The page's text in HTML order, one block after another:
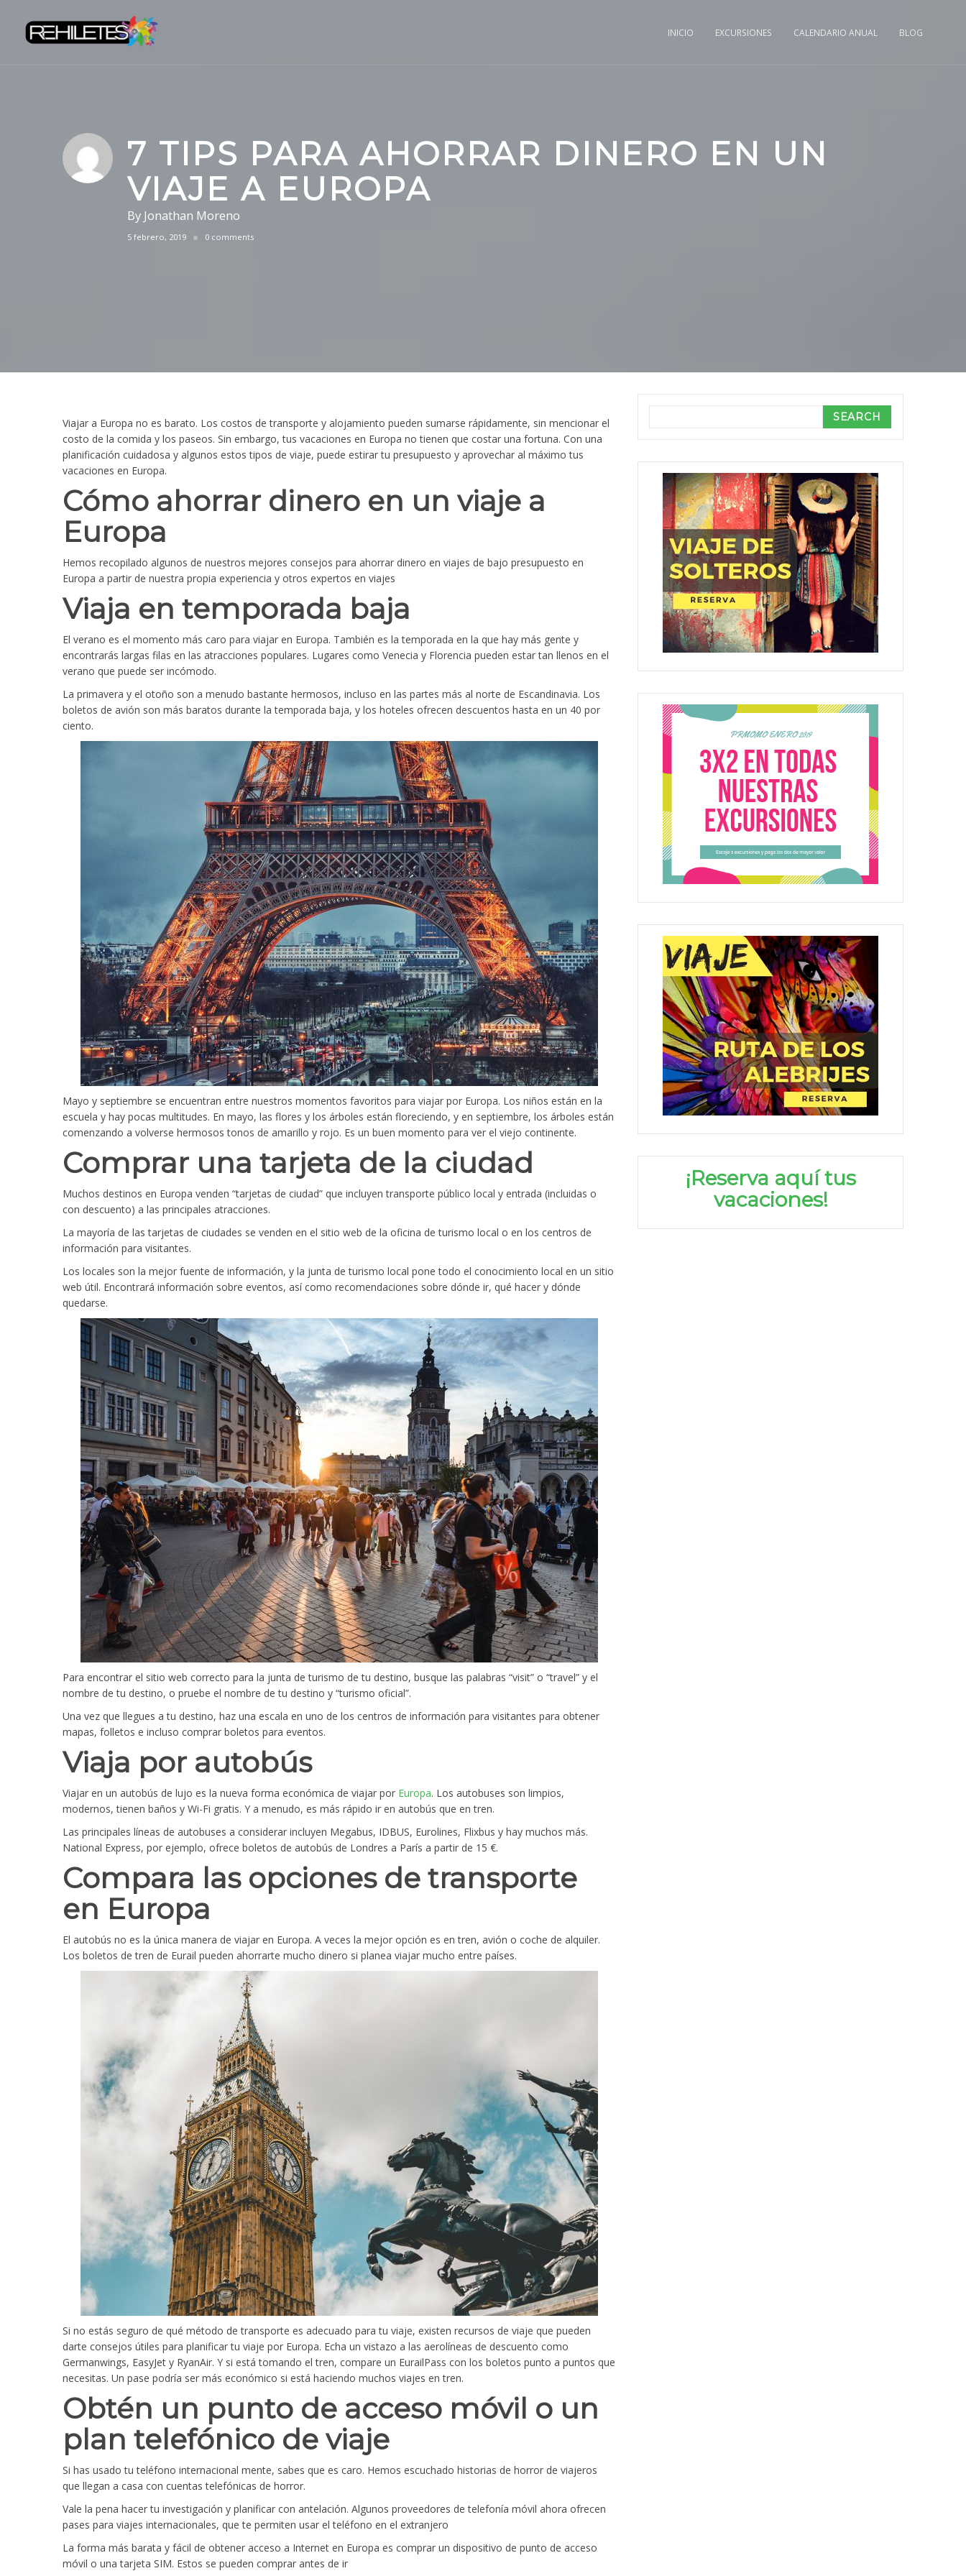
content
INICIO EXCURSIONES CALENDARIO ANUAL BLOG
7 TIPS PARA AHORRAR DINERO EN UN
VIAJE A EUROPA
By Jonathan Moreno
5 febrero, 2019 0 comments
Viajar a Europa no es barato. Los costos de transporte y alojamiento pueden sumarse rápidamente, sin mencionar el
costo de la comida y los paseos. Sin embargo, tus vacaciones en Europa no tienen que costar una fortuna. Con una
planificación cuidadosa y algunos estos tipos de viaje, puede estirar tu presupuesto y aprovechar al máximo tus
vacaciones en Europa.
Cómo ahorrar dinero en un viaje a
Europa
Hemos recopilado algunos de nuestros mejores consejos para ahorrar dinero en viajes de bajo presupuesto en
Europa a partir de nuestra propia experiencia y otros expertos en viajes
Viaja en temporada baja
El verano es el momento más caro para viajar en Europa. También es la temporada en la que hay más gente y
encontrarás largas filas en las atracciones populares. Lugares como Venecia y Florencia pueden estar tan llenos en el
verano que puede ser incómodo.
La primavera y el otoño son a menudo bastante hermosos, incluso en las partes más al norte de Escandinavia. Los
boletos de avión son más baratos durante la temporada baja, y los hoteles ofrecen descuentos hasta en un 40 por
ciento.
Mayo y septiembre se encuentran entre nuestros momentos favoritos para viajar por Europa. Los niños están en la
escuela y hay pocas multitudes. En mayo, las flores y los árboles están floreciendo, y en septiembre, los árboles están
comenzando a volverse hermosos tonos de amarillo y rojo. Es un buen momento para ver el viejo continente.
Comprar una tarjeta de la ciudad
Muchos destinos en Europa venden “tarjetas de ciudad” que incluyen transporte público local y entrada (incluidas o
con descuento) a las principales atracciones.
La mayoría de las tarjetas de ciudades se venden en el sitio web de la oficina de turismo local o en los centros de
información para visitantes.
Los locales son la mejor fuente de información, y la junta de turismo local pone todo el conocimiento local en un sitio
web útil. Encontrará información sobre eventos, así como recomendaciones sobre dónde ir, qué hacer y dónde
quedarse.
Para encontrar el sitio web correcto para la junta de turismo de tu destino, busque las palabras “visit” o “travel” y el
nombre de tu destino, o pruebe el nombre de tu destino y “turismo oficial”.
Una vez que llegues a tu destino, haz una escala en uno de los centros de información para visitantes para obtener
mapas, folletos e incluso comprar boletos para eventos.
Viaja por autobús
Viajar en un autobús de lujo es la nueva forma económica de viajar por Europa. Los autobuses son limpios,
modernos, tienen baños y Wi-Fi gratis. Y a menudo, es más rápido ir en autobús que en tren.
Las principales líneas de autobuses a considerar incluyen Megabus, IDBUS, Eurolines, Flixbus y hay muchos más.
National Express, por ejemplo, ofrece boletos de autobús de Londres a París a partir de 15 €.
Compara las opciones de transporte
en Europa
El autobús no es la única manera de viajar en Europa. A veces la mejor opción es en tren, avión o coche de alquiler.
Los boletos de tren de Eurail pueden ahorrarte mucho dinero si planea viajar mucho entre países.
Si no estás seguro de qué método de transporte es adecuado para tu viaje, existen recursos de viaje que pueden
darte consejos útiles para planificar tu viaje por Europa. Echa un vistazo a las aerolíneas de descuento como
Germanwings, EasyJet y RyanAir. Y si está tomando el tren, compare un EurailPass con los boletos punto a puntos que
necesitas. Un pase podría ser más económico si está haciendo muchos viajes en tren.
Obtén un punto de acceso móvil o un
plan telefónico de viaje
Si has usado tu teléfono internacional mente, sabes que es caro. Hemos escuchado historias de horror de viajeros
que llegan a casa con cuentas telefónicas de horror.
Vale la pena hacer tu investigación y planificar con antelación. Algunos proveedores de telefonía móvil ahora ofrecen
pases para viajes internacionales, que te permiten usar el teléfono en el extranjero
La forma más barata y fácil de obtener acceso a Internet en Europa es comprar un dispositivo de punto de acceso
móvil o una tarjeta SIM. Estos se pueden comprar antes de ir
¡Reserva aquí tus
vacaciones!